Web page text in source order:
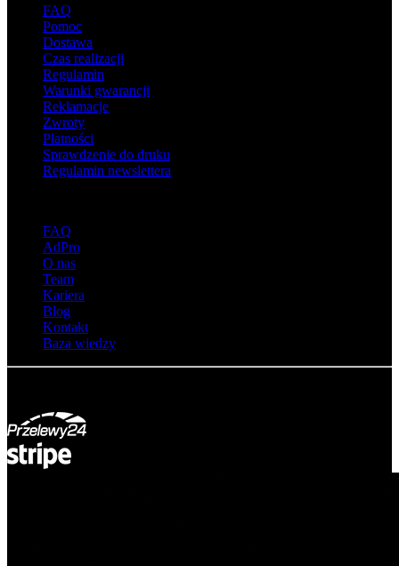
FAQ
Pomoc
Dostawa
Czas realizacji
Regulamin
Warunki gwarancji
Reklamacje
Zwroty
Płatności
Sprawdzenie do druku
Regulamin newslettera
FAQ
AdPro
O nas
Team
Kariera
Blog
Kontakt
Baza wiedzy